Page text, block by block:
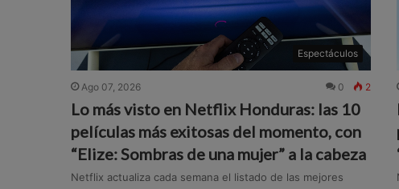
Espectáculos
Ago 07, 2026 0 2
Lo más visto en Netflix Honduras: las 10
películas más exitosas del momento, con
“Elize: Sombras de una mujer” a la cabeza
Netflix actualiza cada semana el listado de las mejores